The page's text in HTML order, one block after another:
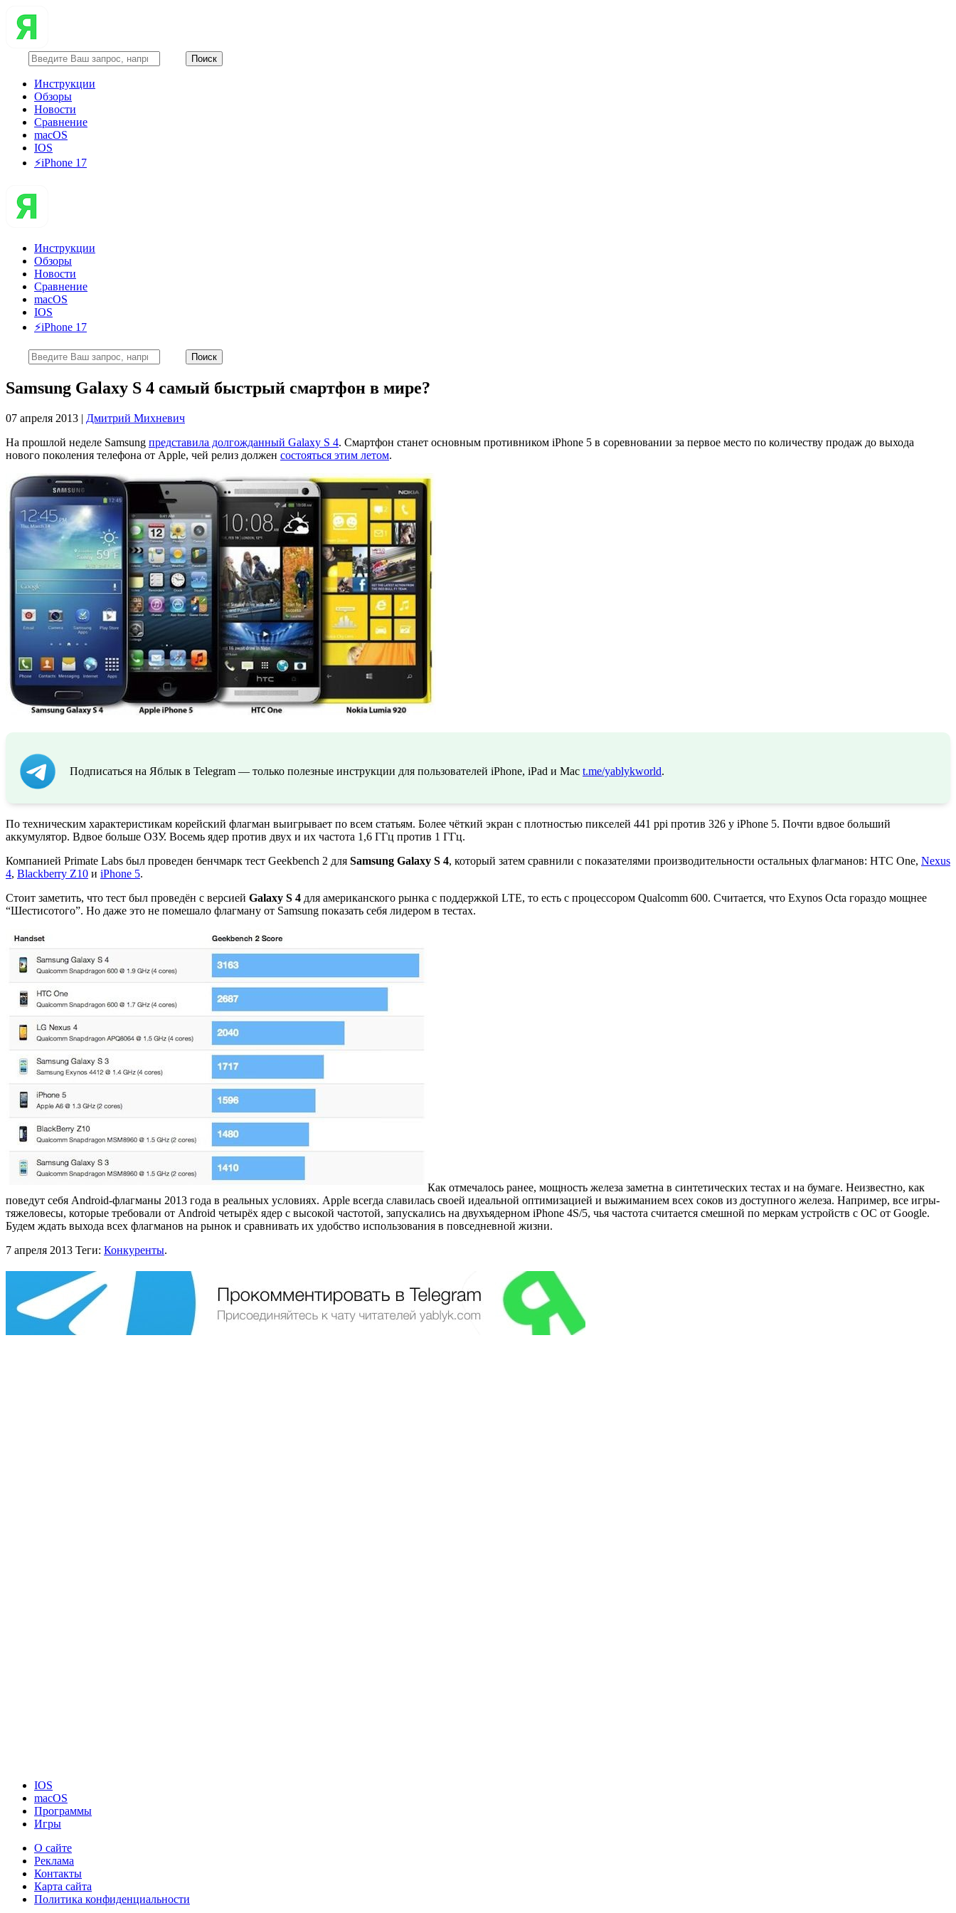
Инструкции
Обзоры
Новости
Сравнение
macOS
IOS
⚡️iPhone 17
Инструкции
Обзоры
Новости
Сравнение
macOS
IOS
⚡️iPhone 17
Samsung Galaxy S 4 самый быстрый смартфон в мире?
07 апреля 2013 | Дмитрий Михневич
На прошлой неделе Samsung представила долгожданный Galaxy S 4. Смартфон станет основным противником iPhone 5 в соревновании за первое место по количеству продаж до выхода
нового поколения телефона от Apple, чей релиз должен состояться этим летом.
Подписаться на Яблык в Telegram — только полезные инструкции для пользователей iPhone, iPad и Mac t.me/yablykworld.
По техническим характеристикам корейский флагман выигрывает по всем статьям. Более чёткий экран с плотностью пикселей 441 ppi против 326 у iPhone 5. Почти вдвое больший
аккумулятор. Вдвое больше ОЗУ. Восемь ядер против двух и их частота 1,6 ГГц против 1 ГГц.
Компанией Primate Labs был проведен бенчмарк тест Geekbench 2 для Samsung Galaxy S 4, который затем сравнили с показателями производительности остальных флагманов: HTC One, Nexus
4, Blackberry Z10 и iPhone 5.
Стоит заметить, что тест был проведён с версией Galaxy S 4 для американского рынка с поддержкой LTE, то есть с процессором Qualcomm 600. Считается, что Exynos Octa гораздо мощнее
“Шестисотого”. Но даже это не помешало флагману от Samsung показать себя лидером в тестах.
Как отмечалось ранее, мощность железа заметна в синтетических тестах и на бумаге. Неизвестно, как
поведут себя Android-флагманы 2013 года в реальных условиях. Apple всегда славилась своей идеальной оптимизацией и выжиманием всех соков из доступного железа. Например, все игры-
тяжеловесы, которые требовали от Android четырёх ядер с высокой частотой, запускались на двухъядерном iPhone 4S/5, чья частота считается смешной по меркам устройств с ОС от Google.
Будем ждать выхода всех флагманов на рынок и сравнивать их удобство использования в повседневной жизни.
7 апреля 2013 Теги: Конкуренты.
IOS
macOS
Программы
Игры
О сайте
Реклама
Контакты
Карта сайта
Политика конфиденциальности